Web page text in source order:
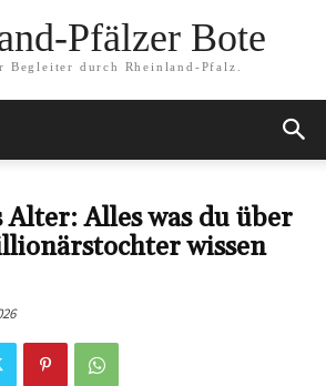
Pfälzer Bote
Begleiter durch Rheinland-Pfalz.
Alter: Alles was du über
wissen